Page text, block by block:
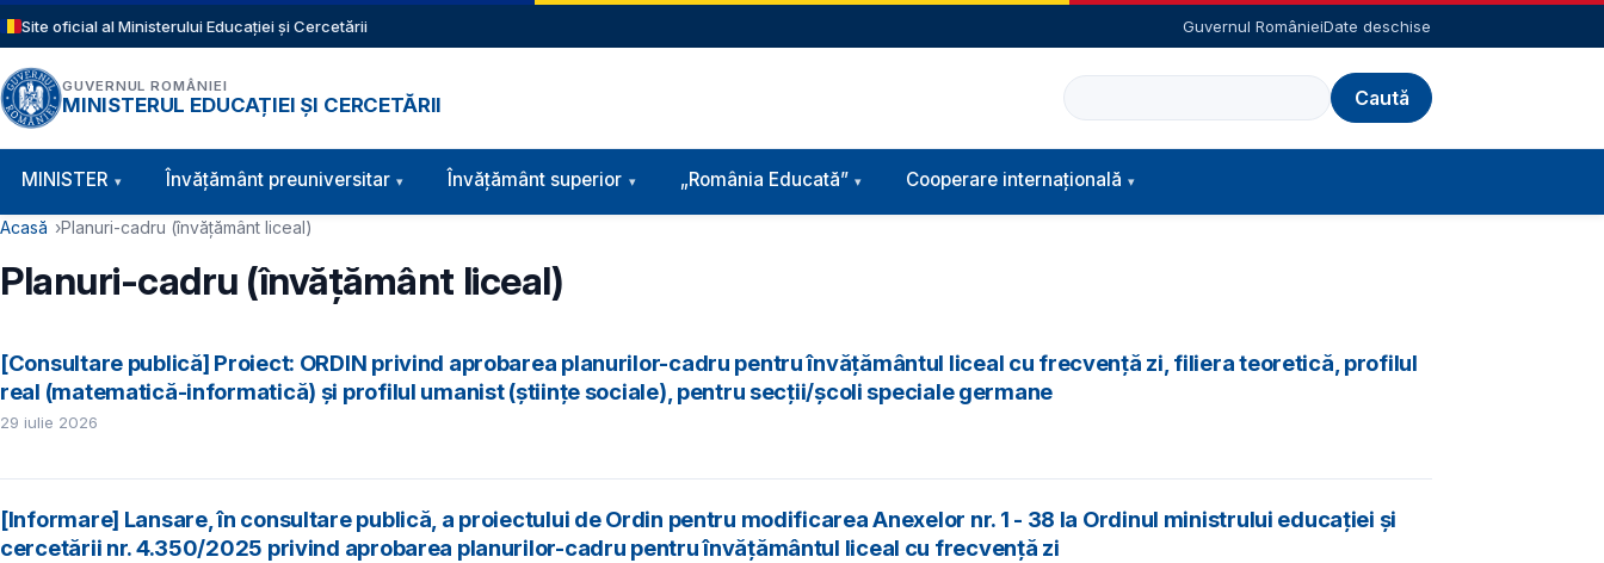
Sari la conținutul principal
Site oficial al Ministerului Educației și Cercetării Guvernul RomânieiDate deschise
GUVERNUL ROMÂNIEI
MINISTERUL EDUCAȚIEI ȘI CERCETĂRII
Caută
Navigație principală
MINISTER Învăţământ preuniversitar Învățământ superior „România Educată” Cooperare internațională
Cale de navigare
Acasă Planuri-cadru (învățământ liceal)
Planuri-cadru (învățământ liceal)
[Consultare publică] Proiect: ORDIN privind aprobarea planurilor-cadru pentru învățământul liceal cu frecvență zi, filiera teoretică, profilul
real (matematică-informatică) și profilul umanist (științe sociale), pentru secții/școli speciale germane
29 iulie 2026
[Informare] Lansare, în consultare publică, a proiectului de Ordin pentru modificarea Anexelor nr. 1 - 38 la Ordinul ministrului educației și
cercetării nr. 4.350/2025 privind aprobarea planurilor-cadru pentru învățământul liceal cu frecvență zi